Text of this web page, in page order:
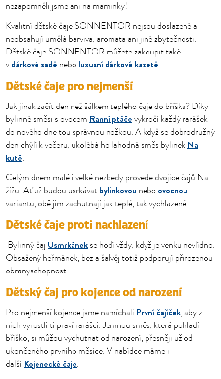
nezapomněli jsme ani na maminky!
Kvalitní dětské čaje SONNENTOR nejsou doslazené a
neobsahují umělá barviva, aromata ani jiné zbytečnosti.
Dětské čaje SONNENTOR můžete zakoupit také
vdárkové sadě nebo luxusní dárkové kazetě.
Dětské čaje pro nejmenší
Jak jinak začít den než šálkem teplého čaje do bříška? Díky
bylinné směsi s ovocem Ranní ptáčevykročí každý rarášek
do nového dne tou správnou nožkou. A když se dobrodružný
den chýlí k večeru, ukolébá ho lahodná směs bylinekNa
kutě.
Celým dnem malé i velké nezbedy provede dvojice čajů Na
žížu. Ať už budou usrkávatbylinkovou nebo ovocnou
variantu, obě jim zachutnají jak teplé, tak vychlazené.
Dětské čaje proti nachlazení
Bylinný čaj Usmrkánek se hodí vždy, když je venku nevlídno.
Obsažený heřmánek, bez a šalvěj totiž podporují přirozenou
obranyschopnost.
Dětský čaj pro kojence od narození
Pro nejmenší kojence jsme namíchali První čajíček, aby z
nich vyrostli ti praví rarášci. Jemnou směs, která pohladí
bříško, si můžou vychutnat od narození, přesněji už od
ukončeného prvního měsíce. V nabídce máme i
dalšíKojenecké čaje.